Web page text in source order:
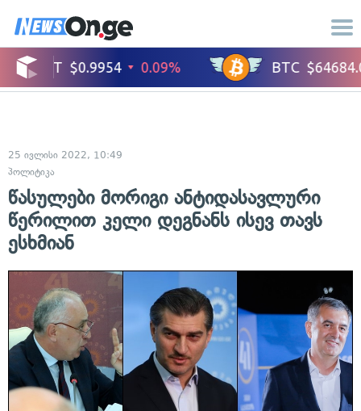
25 ივლისი 2022, 10:49
პოლიტიკა
წასულები მორიგი ანტიდასავლური
წერილით კელი დეგნანს ისევ თავს
ესხმიან